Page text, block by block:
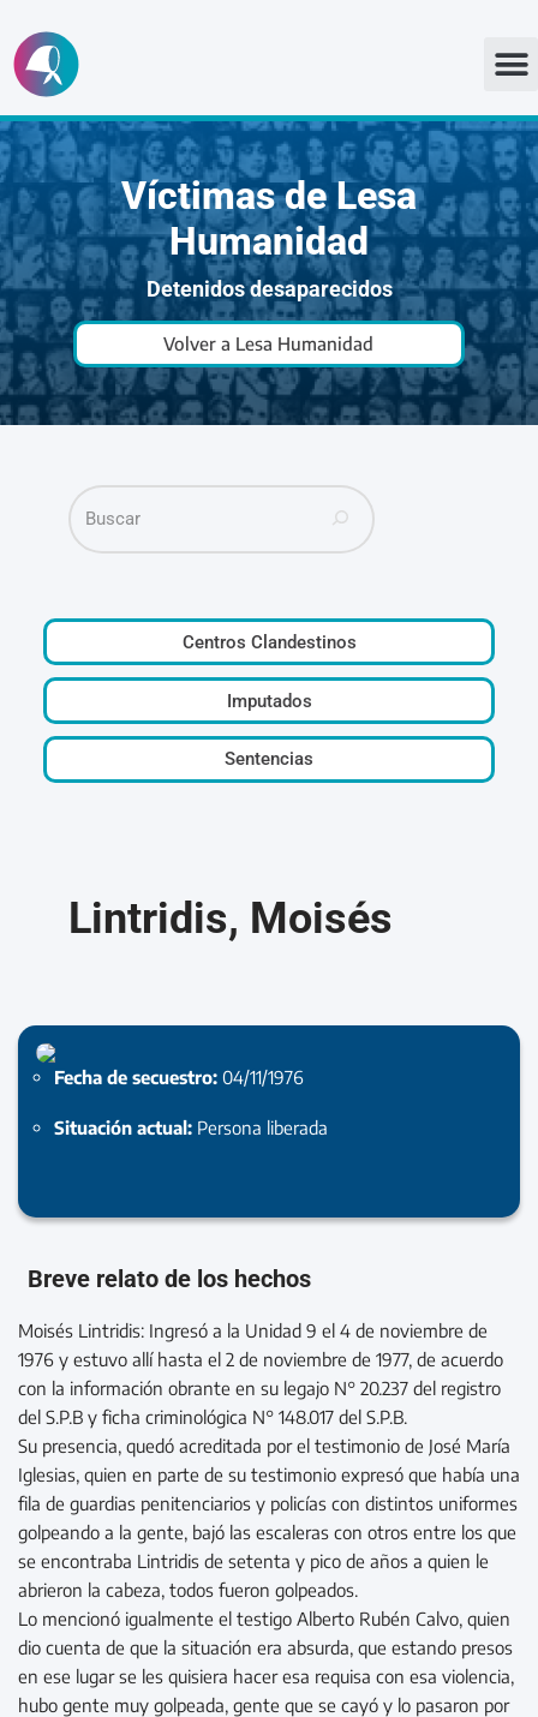
Ir
al
contenido
Víctimas de Lesa
Humanidad
Detenidos desaparecidos
Volver a Lesa Humanidad
Centros Clandestinos
Imputados
Sentencias
Lintridis, Moisés
Fecha de secuestro: 04/11/1976
Situación actual: Persona liberada
Breve relato de los hechos
Moisés Lintridis: Ingresó a la Unidad 9 el 4 de noviembre de
1976 y estuvo allí hasta el 2 de noviembre de 1977, de acuerdo
con la información obrante en su legajo N° 20.237 del registro
del S.P.B y ficha criminológica N° 148.017 del S.P.B.
Su presencia, quedó acreditada por el testimonio de José María
Iglesias, quien en parte de su testimonio expresó que había una
fila de guardias penitenciarios y policías con distintos uniformes
golpeando a la gente, bajó las escaleras con otros entre los que
se encontraba Lintridis de setenta y pico de años a quien le
abrieron la cabeza, todos fueron golpeados.
Lo mencionó igualmente el testigo Alberto Rubén Calvo, quien
dio cuenta de que la situación era absurda, que estando presos
en ese lugar se les quisiera hacer esa requisa con esa violencia,
hubo gente muy golpeada, gente que se cayó y lo pasaron por